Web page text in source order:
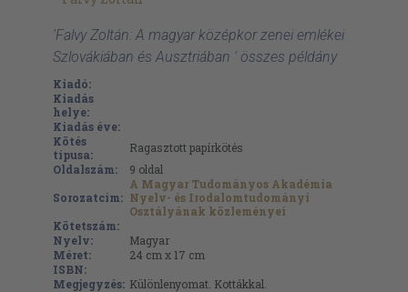
'Falvy Zoltán: A magyar középkor zenei emlékei
Szlovákiában és Ausztriában ' összes példány
Kiadó:
Kiadás
helye:
Kiadás éve:
Kötés
típusa:
Ragasztott papírkötés
Oldalszám:
9 oldal
Sorozatcím:
A Magyar Tudományos Akadémia
Nyelv- és Irodalomtudományi
Osztályának közleményei
Kötetszám:
Nyelv:
Magyar
Méret:
24 cm x 17 cm
ISBN:
Megjegyzés: Különlenyomat. Kottákkal.